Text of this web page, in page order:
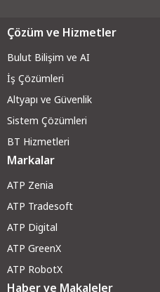
Çözüm ve Hizmetler
Bulut Bilişim ve AI
İş Çözümleri
Altyapı ve Güvenlik
Sistem Çözümleri
BT Hizmetleri
Markalar
ATP Zenia
ATP Tradesoft
ATP Digital
ATP GreenX
ATP RobotX
Haber ve Makaleler